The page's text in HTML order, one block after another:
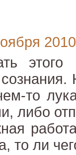
то
либо
то ли